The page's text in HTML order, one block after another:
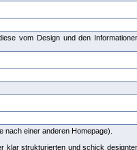
vom Design und den
nach einer anderen Homepage).
klar strukturierten und schick